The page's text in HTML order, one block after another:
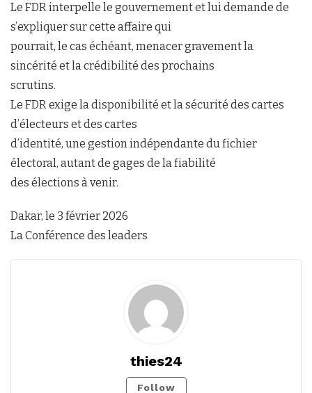
Le FDR interpelle le gouvernement et lui demande de
s’expliquer sur cette affaire qui
pourrait, le cas échéant, menacer gravement la
sincérité et la crédibilité des prochains
scrutins.
Le FDR exige la disponibilité et la sécurité des cartes
d’électeurs et des cartes
d’identité, une gestion indépendante du fichier
électoral, autant de gages de la fiabilité
des élections à venir.
Dakar, le 3 février 2026
La Conférence des leaders
thies24
Follow